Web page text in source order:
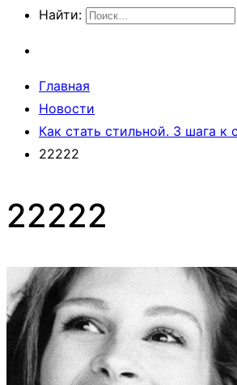
Найти:
Главная
Новости
Как стать стильной. 3 шага к
22222
22222